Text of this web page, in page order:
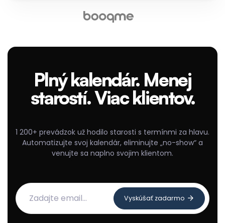
Plný kalendár. Menej
starostí. Viac klientov.
1 200+ prevádzok už hodilo starosti s termínmi za hlavu.
Automatizujte svoj kalendár, eliminujte „no-show“ a
venujte sa naplno svojim klientom.
Vyskúšať zadarmo